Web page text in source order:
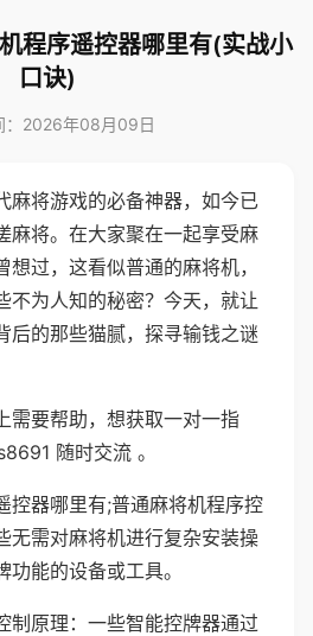
程序遥控器哪里有(实战小
口诀)
：2026年08月09日
麻将游戏的必备神器，如今已
麻将。在大家聚在一起享受麻
过，这看似普通的麻将机，
不为人知的秘密？今天，就让
后的那些猫腻，探寻输钱之谜
需要帮助，想获取一对一指
随时交流 。
控器哪里有;普通麻将机程序控
无需对麻将机进行复杂安装操
能的设备或工具。
制原理：一些智能控牌器通过